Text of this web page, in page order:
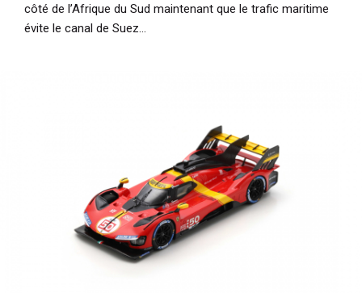
côté de l’Afrique du Sud maintenant que le trafic maritime
évite le canal de Suez…